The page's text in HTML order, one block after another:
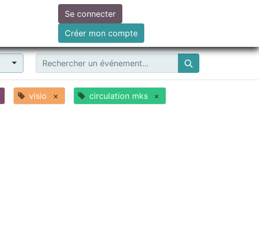
Faire un don
Se connecter
Créer mon compte
visio × circulation mks ×